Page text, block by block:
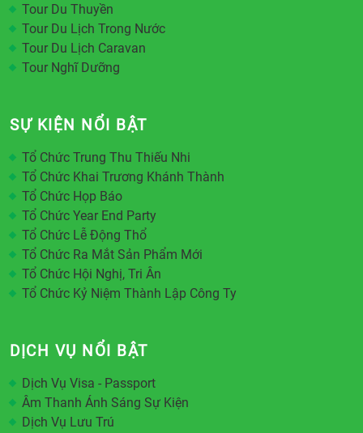
Tour Du Thuyền
Tour Du Lịch Trong Nước
Tour Du Lịch Caravan
Tour Nghĩ Dưỡng
SỰ KIỆN NỔI BẬT
Tổ Chức Trung Thu Thiếu Nhi
Tổ Chức Khai Trương Khánh Thành
Tổ Chức Họp Báo
Tổ Chức Year End Party
Tổ Chức Lễ Động Thổ
Tổ Chức Ra Mắt Sản Phẩm Mới
Tổ Chức Hội Nghị, Tri Ân
Tổ Chức Kỷ Niệm Thành Lập Công Ty
DỊCH VỤ NỔI BẬT
Dịch Vụ Visa - Passport
Âm Thanh Ánh Sáng Sự Kiện
Dịch Vụ Lưu Trú